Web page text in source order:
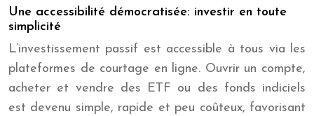
Une accessibilité démocratisée: investir en toute
simplicité
L’investissement passif est accessible à tous via les
plateformes de courtage en ligne. Ouvrir un compte,
acheter et vendre des ETF ou des fonds indiciels
est devenu simple, rapide et peu coûteux, favorisant